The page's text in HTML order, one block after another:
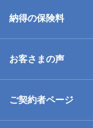
納得の保険料
お客さまの声
ご契約者ページ